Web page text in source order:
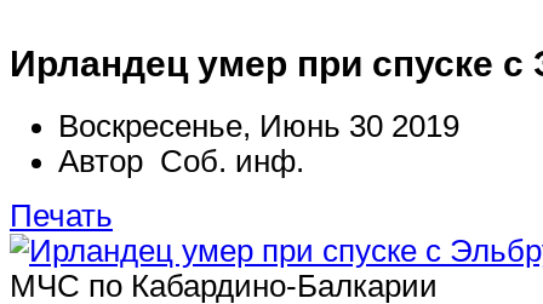
Ирландец умер при спуске с
Воскресенье, Июнь 30 2019
Автор Соб. инф.
Печать
МЧС по Кабардино-Балкарии